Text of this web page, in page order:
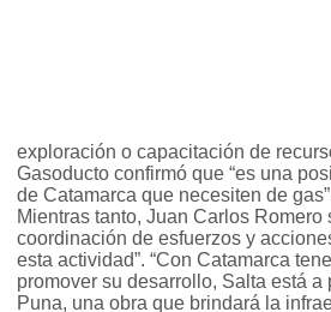
exploración o capacitación de
Gasoducto confirmó que “es una
de Catamarca que necesiten de
Mientras tanto, Juan Carlos
coordinación de esfuerzos y
esta actividad”. “Con Catamarca
promover su desarrollo, Salta está
Puna, una obra que brindará la